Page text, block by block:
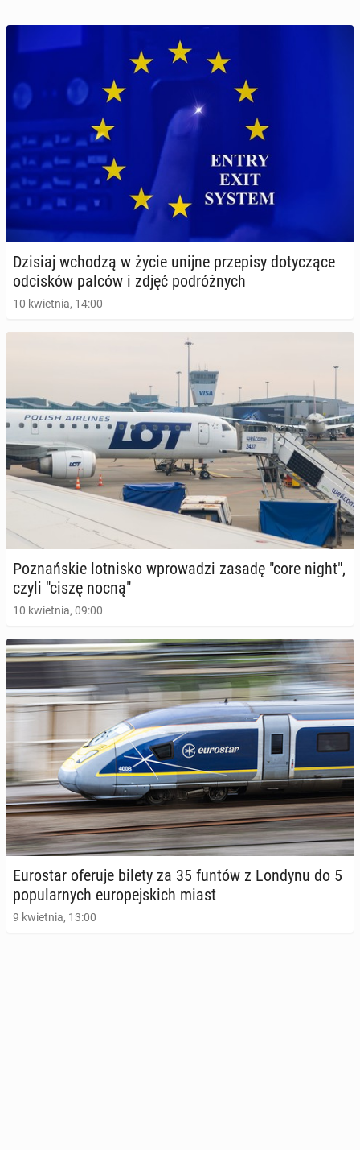
Dzisiaj wchodzą w życie unijne prze­pi­sy do­ty­czą­ce
od­ci­sków palców i zdjęć po­dróż­nych
10 kwietnia, 14:00
Po­znań­skie lot­ni­sko wpro­wa­dzi zasadę "core night",
czyli "ciszę nocną"
10 kwietnia, 09:00
Eu­ro­star oferuje bilety za 35 funtów z Londynu do 5
po­pu­lar­nych eu­ro­pej­skich miast
9 kwietnia, 13:00